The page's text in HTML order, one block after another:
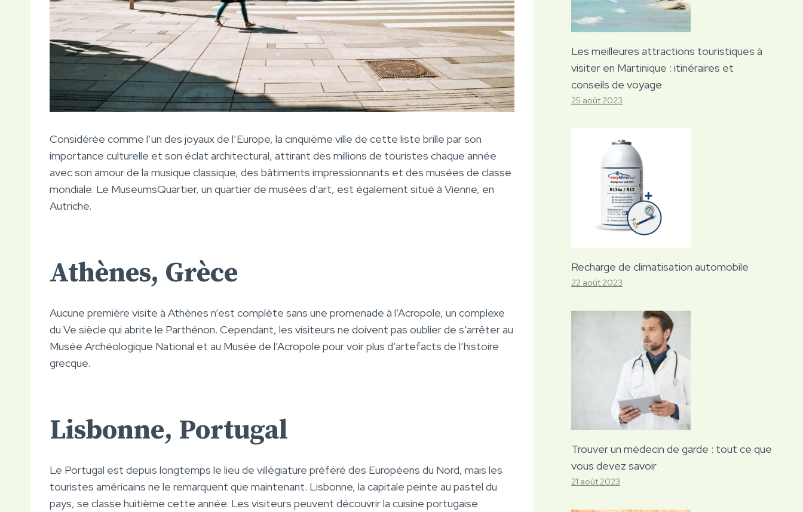
Considérée comme l’un des joyaux de l’Europe, la cinquième ville de cette liste brille par son
importance culturelle et son éclat architectural, attirant des millions de touristes chaque année
avec son amour de la musique classique, des bâtiments impressionnants et des musées de classe
mondiale. Le MuseumsQuartier, un quartier de musées d’art, est également situé à Vienne, en
Autriche.
Athènes, Grèce
Aucune première visite à Athènes n’est complète sans une promenade à l’Acropole, un complexe
du Ve siècle qui abrite le Parthénon. Cependant, les visiteurs ne doivent pas oublier de s’arrêter au
Musée Archéologique National et au Musée de l’Acropole pour voir plus d’artefacts de l’histoire
grecque.
Lisbonne, Portugal
Le Portugal est depuis longtemps le lieu de villégiature préféré des Européens du Nord, mais les
touristes américains ne le remarquent que maintenant. Lisbonne, la capitale peinte au pastel du
pays, se classe huitième cette année. Les visiteurs peuvent découvrir la cuisine portugaise
Les meilleures attractions touristiques à
visiter en Martinique : itinéraires et
conseils de voyage
25 août 2023
Recharge de climatisation automobile
22 août 2023
Trouver un médecin de garde : tout ce que
vous devez savoir
21 août 2023